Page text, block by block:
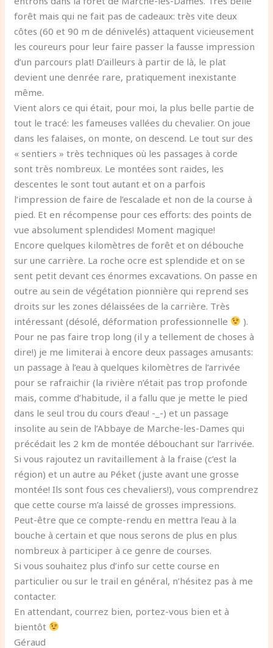
forêt mais qui ne fait pas de cadeaux: très vite deux
côtes (60 et 90 m de dénivelés) attaquent vicieusement
les coureurs pour leur faire passer la fausse impression
d’un parcours plat! D’ailleurs à partir de là, le plat
devient une denrée rare, pratiquement inexistante
même.
Vient alors ce qui était, pour moi, la plus belle partie de
tout le tracé: les fameuses vallées du chevalier. On joue
dans les falaises, on monte, on descend. Le tout sur des
« sentiers » très techniques où les passages à corde
sont très nombreux. Le montées sont raides, les
descentes le sont tout autant et on a parfois
l’impression de faire de l’escalade et non de la course à
pied. Et en récompense pour ces efforts: des points de
vue absolument splendides! Moment magique!
Encore quelques kilomètres de forêt et on débouche
sur une carrière. La roche ocre est splendide et on se
sent petit devant ces énormes excavations. On passe en
outre au sein de végétation pionnière qui reprend ses
droits sur les zones délaissées de la carrière. Très
intéressant (désolé, déformation professionnelle
).
Pour ne pas faire trop long (il y a tellement de choses à
dire!) je me limiterai à encore deux passages amusants:
un passage à l’eau à quelques kilomètres de l’arrivée
pour se rafraichir (la rivière n’était pas trop profonde
mais, comme d’habitude, il a fallu que je mette le pied
dans le seul trou du cours d’eau! -_-) et un passage
insolite au sein de l’Abbaye de Marche-les-Dames qui
précédait les 2 km de montée débouchant sur l’arrivée.
Si vous rajoutez un ravitaillement à la fraise (c’est la
région) et un autre au Péket (juste avant une grosse
montée! Ils sont fous ces chevaliers!), vous comprendrez
que cette course m’a laissé de grosses impressions.
Peut-être que ce compte-rendu en mettra l’eau à la
bouche à certain et que nous serons de plus en plus
nombreux à participer à ce genre de courses.
Si vous souhaitez plus d’info sur cette course en
particulier ou sur le trail en général, n’hésitez pas à me
contacter.
En attendant, courrez bien, portez-vous bien et à
bientôt
Géraud